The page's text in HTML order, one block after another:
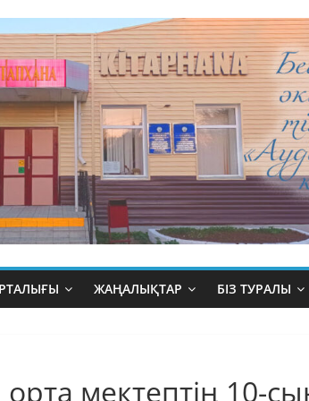
ЖАҢАЛЫҚТАР БІЗ ТУРАЛЫ
мектептің 10-